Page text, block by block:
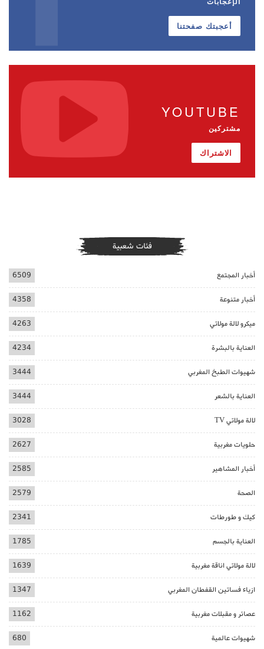
أعجبتك صفحتنا
YOUTUBE
مشتركين
الاشتراك
فئات شعبية
أخبار المجتمع 6509
أخبار متنوعة 4358
ميكرو لالة مولاتي 4263
العناية بالبشرة 4234
شهيوات الطبخ المغربي 3444
العناية بالشعر 3444
لالة مولاتي TV 3028
حلويات مغربية 2627
أخبار المشاهير 2585
الصحة 2579
كيك و طورطات 2341
العناية بالجسم 1785
لالة مولاتي اناقة مغربية 1639
ازياء فساتين القفطان المغربي 1347
عصائر و مقبلات مغربية 1162
شهيوات عالمية 680